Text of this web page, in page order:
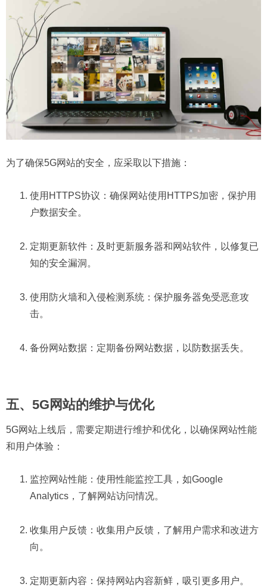
为了确保5G网站的安全，应采取以下措施：
使用HTTPS协议：确保网站使用HTTPS加密，保护用
户数据安全。
定期更新软件：及时更新服务器和网站软件，以修复已
知的安全漏洞。
使用防火墙和入侵检测系统：保护服务器免受恶意攻
击。
备份网站数据：定期备份网站数据，以防数据丢失。
五、5G网站的维护与优化
5G网站上线后，需要定期进行维护和优化，以确保网站性能
和用户体验：
监控网站性能：使用性能监控工具，如Google
Analytics，了解网站访问情况。
收集用户反馈：收集用户反馈，了解用户需求和改进方
向。
定期更新内容：保持网站内容新鲜，吸引更多用户。